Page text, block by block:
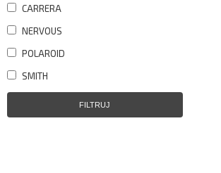
CARRERA
NERVOUS
POLAROID
SMITH
FILTRUJ